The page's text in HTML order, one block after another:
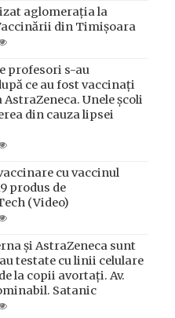
aglomerația la
din Timișoara
profesori s-au
ce au fost vaccinați
AstraZeneca. Unele școli
din cauza lipsei
cu vaccinul
produs de
(Video)
și AstraZeneca sunt
testate cu linii celulare
la copii avortați. Av.
Satanic